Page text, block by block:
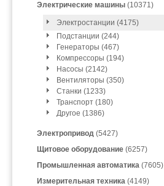
Электрические машины (10371)
Электростанции (4175)
Подстанции (244)
Генераторы (467)
Компрессоры (194)
Насосы (2142)
Вентиляторы (350)
Станки (1233)
Транспорт (180)
Другое (1386)
Электропривод (5427)
Щитовое оборудование (6257)
Промышленная автоматика (7605)
Измерительная техника (4149)